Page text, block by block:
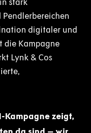
digitaler und
die Kampagne
Lynk & Cos
Kampagne zeigt,